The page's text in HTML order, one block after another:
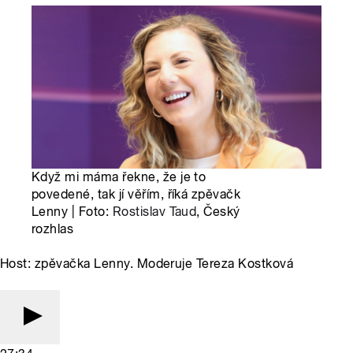
Když mi máma řekne, že je to
povedené, tak jí věřím, říká zpěvačk
Lenny | Foto: Rostislav Taud, Český
rozhlas
Host: zpěvačka Lenny. Moderuje Tereza Kostková